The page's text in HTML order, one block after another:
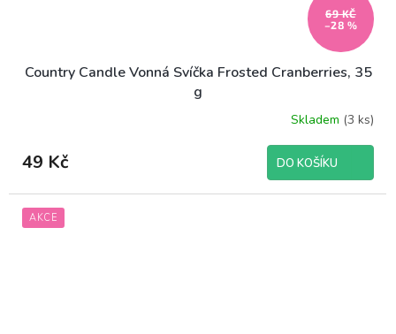
69 KČ
–28 %
Country Candle Vonná Svíčka Frosted Cranberries, 35
g
Skladem (3 ks)
49 Kč DO KOŠÍKU
AKCE